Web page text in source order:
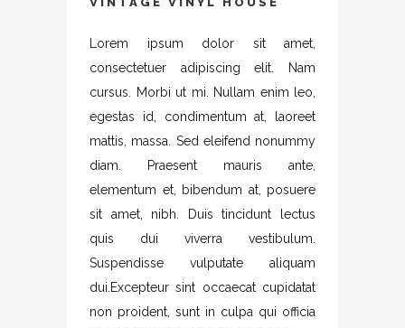
Lorem ipsum dolor sit amet,
consectetuer adipiscing elit. Nam
cursus. Morbi ut mi. Nullam enim leo,
egestas id, condimentum at, laoreet
mattis, massa. Sed eleifend nonummy
diam. Praesent mauris ante,
elementum et, bibendum at, posuere
sit amet, nibh. Duis tincidunt lectus
quis dui viverra vestibulum.
Suspendisse vulputate aliquam
dui.Excepteur sint occaecat cupidatat
non proident, sunt in culpa qui officia